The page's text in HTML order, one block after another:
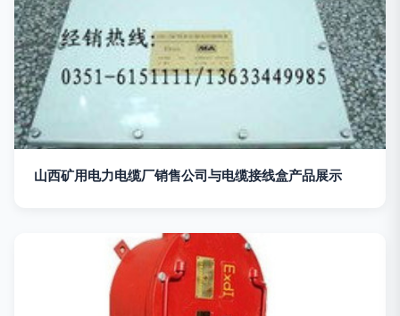
山西矿用电力电缆厂销售公司与电缆接线盒产品展示